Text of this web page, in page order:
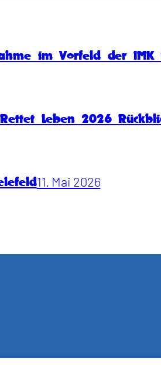
im Vorfeld der
Leben 2026
11. Mai 2026